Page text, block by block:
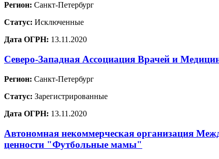
Регион: Санкт-Петербург
Статус: Исключенные
Дата ОГРН: 13.11.2020
Северо-Западная Ассоциация Врачей и
Регион: Санкт-Петербург
Статус: Зарегистрированные
Дата ОГРН: 13.11.2020
Автономная некоммерческая организация
ценности "Футбольные мамы"